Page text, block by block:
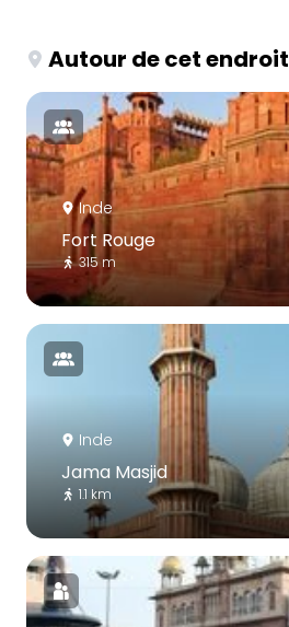
Autour de cet endroit
Inde
Fort Rouge
315 m
Inde
Jama Masjid
1.1 km